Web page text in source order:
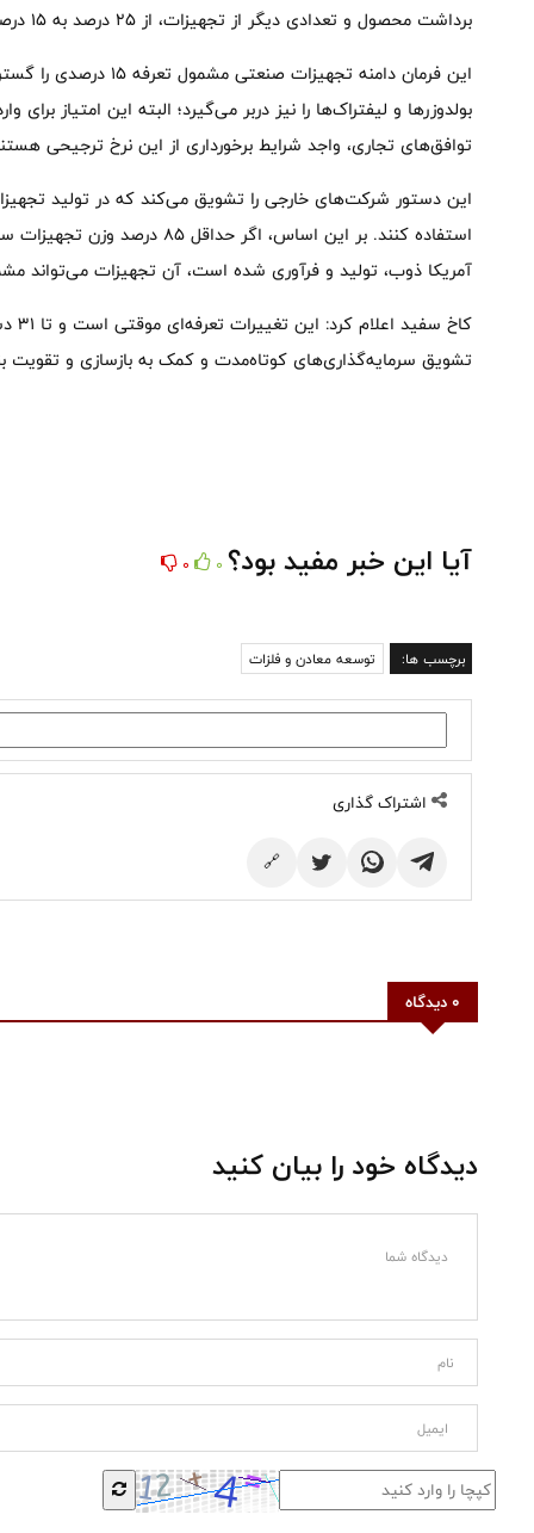
برداشت محصول و تعدادی دیگر از تجهیزات، از ۲۵ درصد به ۱۵ درصد کاهش یافته است.
این فرمان دامنه
بولدوزرها و لیفتراک‌ها را نیز دربر می‌گیرد؛ البته این امتیاز
توافق‌های تجاری، واجد شرایط برخورداری از این نرخ ترجیحی
این دستور شرکت‌های خارجی را تشویق می‌کند که در تولید
استفاده کنند. بر این اساس، اگر
آمریکا ذوب، تولید و فرآوری شده است، آن تجهیزات می‌تواند مشمول نرخ
تشویق سرمایه‌گذاری‌های کوتاه‌مدت و کمک به بازسازی و تقویت
آیا این خبر مفید بود؟ 0
0
برچسب ها: توسعه معادن و فلزات
اشتراک گذاری
🔗
0 دیدگاه
دیدگاه خود را بیان کنید